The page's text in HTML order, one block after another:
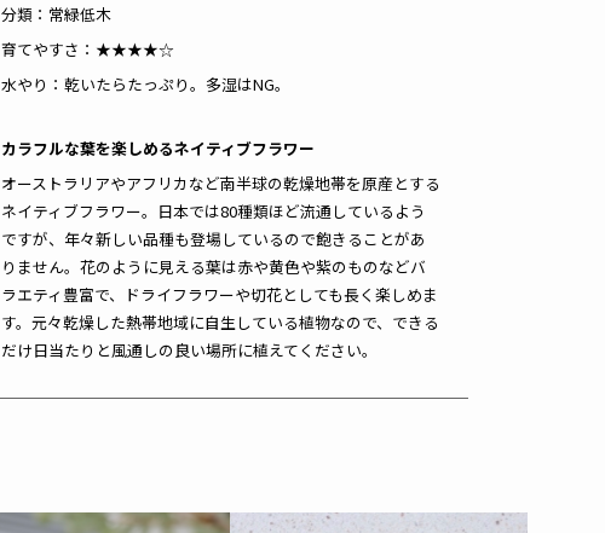
分類：常緑低木
育てやすさ：★★★★☆
水やり：乾いたらたっぷり。多湿はNG。
カラフルな葉を楽しめるネイティブフラワー
オーストラリアやアフリカなど南半球の乾燥地帯を原産とする
ネイティブフラワー。日本では80種類ほど流通しているよう
ですが、年々新しい品種も登場しているので飽きることがあ
りません。花のように見える葉は赤や黄色や紫のものなどバ
ラエティ豊富で、ドライフラワーや切花としても長く楽しめま
す。元々乾燥した熱帯地域に自生している植物なので、できる
だけ日当たりと風通しの良い場所に植えてください。